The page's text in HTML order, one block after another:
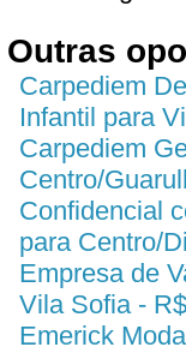
Outras
Carpediem
Infantil para
Carpediem
Centro/
Confidencial
para Centro/
Empresa de
Vila Sofia -
Emerick